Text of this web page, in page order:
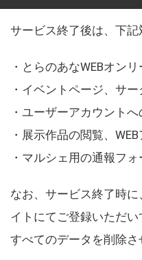
サービス終了後は、下記
・とらのあなWEBオン
・イベントページ、サ
・ユーザーアカウント
・展示作品の閲覧、
・マルシェ用の通報フ
なお、サービス終了時
イトにてご登録いただい
すべてのデータを削除さ